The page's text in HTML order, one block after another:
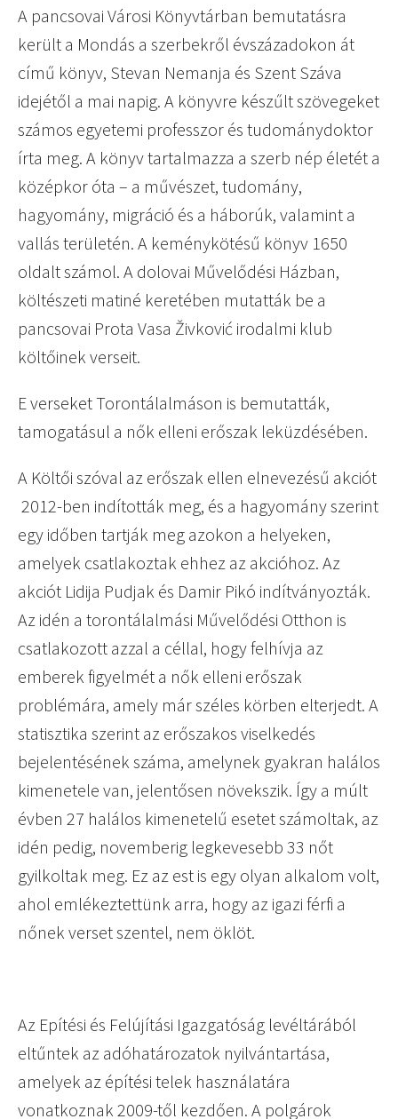
A pancsovai Városi Könyvtárban bemutatásra
került a Mondás a szerbekről évszázadokon át
című könyv, Stevan Nemanja és Szent Száva
idejétől a mai napig. A könyvre készűlt szövegeket
számos egyetemi professzor és tudománydoktor
írta meg. A könyv tartalmazza a szerb nép életét a
középkor óta – a művészet, tudomány,
hagyomány, migráció és a háborúk, valamint a
vallás területén. A keménykötésű könyv 1650
oldalt számol. A dolovai Művelődési Házban,
költészeti matiné keretében mutatták be a
pancsovai Prota Vasa Živković irodalmi klub
költőinek verseit.
E verseket Torontálalmáson is bemutatták,
tamogatásul a nők elleni erőszak leküzdésében.
A Költői szóval az erőszak ellen elnevezésű akciót
2012-ben indították meg, és a hagyomány szerint
egy időben tartják meg azokon a helyeken,
amelyek csatlakoztak ehhez az akcióhoz. Az
akciót Lidija Pudjak és Damir Pikó indítványozták.
Az idén a torontálalmási Művelődési Otthon is
csatlakozott azzal a céllal, hogy felhívja az
emberek figyelmét a nők elleni erőszak
problémára, amely már széles körben elterjedt. A
statisztika szerint az erőszakos viselkedés
bejelentésének száma, amelynek gyakran halálos
kimenetele van, jelentősen növekszik. Így a múlt
évben 27 halálos kimenetelű esetet számoltak, az
idén pedig, novemberig legkevesebb 33 nőt
gyilkoltak meg. Ez az est is egy olyan alkalom volt,
ahol emlékeztettünk arra, hogy az igazi férfi a
nőnek verset szentel, nem öklöt.
Az Epítési és Felújítási Igazgatóság levéltárából
eltűntek az adóhatározatok nyilvántartása,
amelyek az építési telek használatára
vonatkoznak 2009-től kezdően. A polgárok